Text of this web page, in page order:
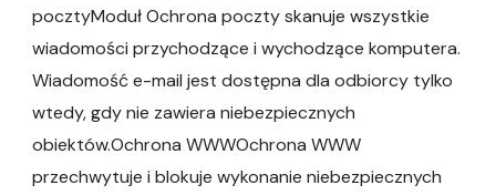
pocztyModuł Ochrona poczty skanuje wszystkie
wiadomości przychodzące i wychodzące komputera.
Wiadomość e-mail jest dostępna dla odbiorcy tylko
wtedy, gdy nie zawiera niebezpiecznych
obiektów.Ochrona WWWOchrona WWW
przechwytuje i blokuje wykonanie niebezpiecznych